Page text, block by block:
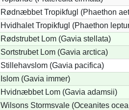
Rødnæbbet Tropikfugl (Phaethon
Hvidhalet Tropikfugl (Phaethon
Rødstrubet Lom (Gavia stellata)
Sortstrubet Lom (Gavia arctica)
Stillehavslom (Gavia pacifica)
Islom (Gavia immer)
Hvidnæbbet Lom (Gavia adamsii)
Wilsons Stormsvale (Oceanites